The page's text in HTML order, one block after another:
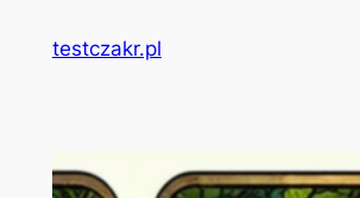
testczakr.pl